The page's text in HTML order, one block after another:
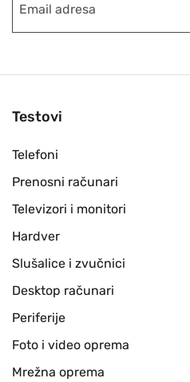
Testovi
Telefoni
Prenosni računari
Televizori i monitori
Hardver
Slušalice i zvučnici
Desktop računari
Periferije
Foto i video oprema
Mrežna oprema